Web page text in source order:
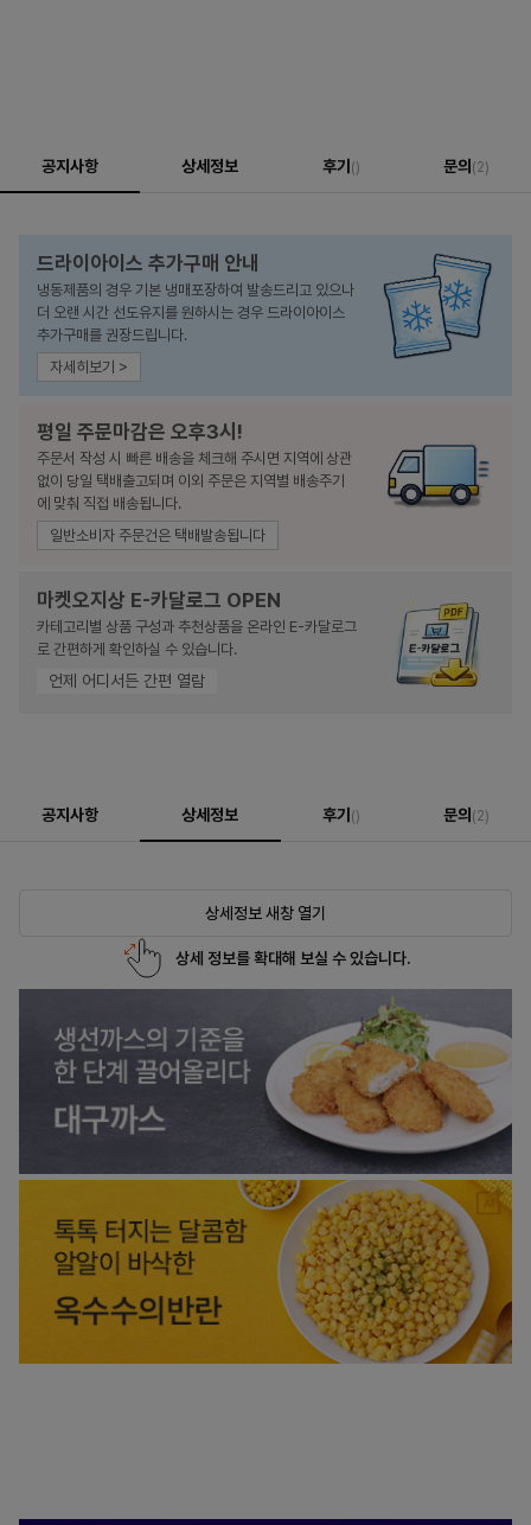
공지사항 상세정보 후기 () 문의 (2)
드라이아이스 추가구매 안내
냉동제품의 경우 기본 냉매포장하여 발송드리고 있으나
더 오랜 시간 선도유지를 원하시는 경우 드라이아이스
추가구매를 권장드립니다.
자세히보기 >
평일 주문마감은 오후3시!
주문서 작성 시 빠른 배송을 체크해 주시면 지역에 상관
없이 당일 택배출고되며 이외 주문은 지역별 배송주기
에 맞춰 직접 배송됩니다.
일반소비자 주문건은 택배발송됩니다
마켓오지상 E-카달로그 OPEN
카테고리별 상품 구성과 추천상품을 온라인 E-카달로그
로 간편하게 확인하실 수 있습니다.
언제 어디서든 간편 열람
공지사항 상세정보 후기 () 문의 (2)
상세정보 새창 열기
상세 정보를 확대해 보실 수 있습니다.